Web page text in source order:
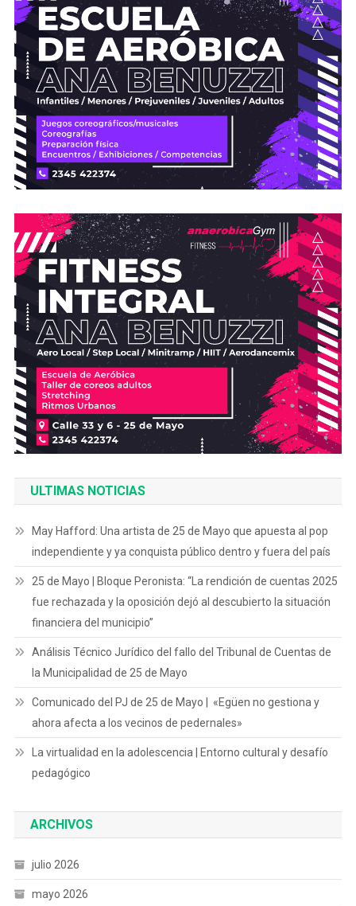
ULTIMAS NOTICIAS
May Hafford: Una artista de 25 de Mayo que apuesta al pop
independiente y ya conquista público dentro y fuera del país
25 de Mayo | Bloque Peronista: “La rendición de cuentas 2025
fue rechazada y la oposición dejó al descubierto la situación
financiera del municipio”
Análisis Técnico Jurídico del fallo del Tribunal de Cuentas de
la Municipalidad de 25 de Mayo
Comunicado del PJ de 25 de Mayo | «Egüen no gestiona y
ahora afecta a los vecinos de pedernales»
La virtualidad en la adolescencia | Entorno cultural y desafío
pedagógico
ARCHIVOS
julio 2026
mayo 2026